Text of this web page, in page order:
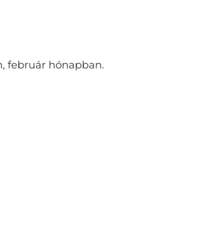
február hónapban.